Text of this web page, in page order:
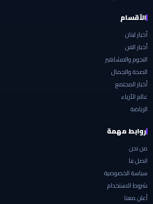
الأقسام
أخبار لبنان
أخبار الفن
النجوم والمشاهير
الصحة والجمال
أخبار المجتمع
عالم الأزياء
الرياضة
روابط مهمة
من نحن
اتصل بنا
سياسة الخصوصية
شروط الاستخدام
أعلن معنا